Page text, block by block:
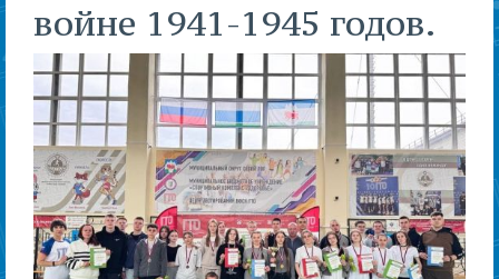
войне 1941-1945 годов.